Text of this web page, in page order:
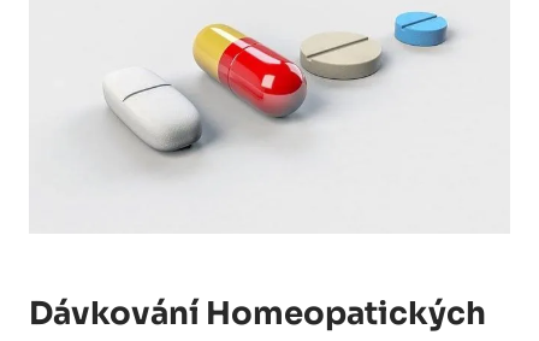
Dávkování Homeopatických